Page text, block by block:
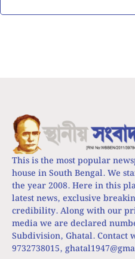
This is the most popular
house in South Bengal. We
the year 2008. Here in this
latest news, exclusive
credibility. Along with our
media we are declared
Subdivision, Ghatal. Contact
9732738015,